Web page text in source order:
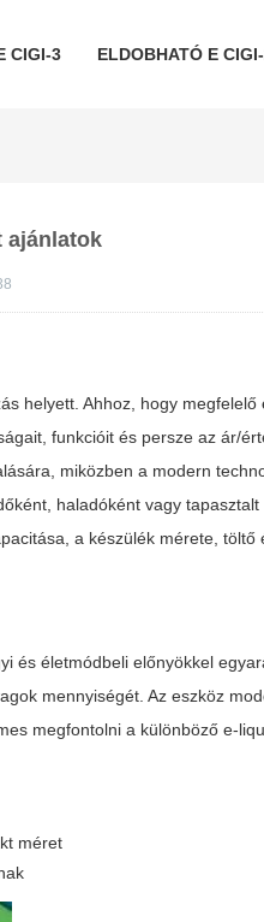
CIGI-3 ELDOBHATÓ E
ajánlatok
helyett. Ahhoz, hogy megfelelő
funkcióit és persze az ár/
miközben a modern
haladóként vagy tapasztalt
a készülék mérete, töltő
és életmódbeli előnyökkel
mennyiségét. Az eszköz
megfontolni a különböző e-
méret